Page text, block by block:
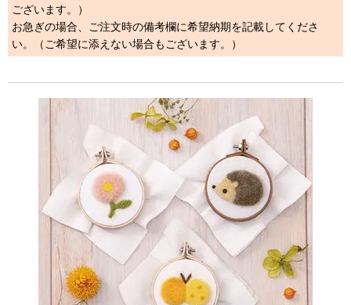
ございます。）
お急ぎの場合、ご注文時の備考欄に希望納期を記載してくださ
い。（ご希望に添えない場合もございます。）